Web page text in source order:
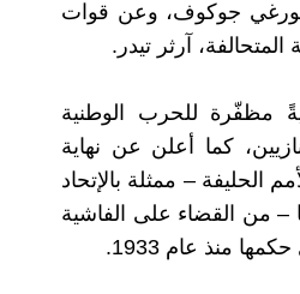
غيورغي جوكوف، وعن قوات
آرثر تيدر.
مظفّرة للحرب الوطنية
كما أعلن عن نهاية
الحليفة – ممثلة بالإتحاد
– من القضاء على الفاشية
منذ عام 1933.